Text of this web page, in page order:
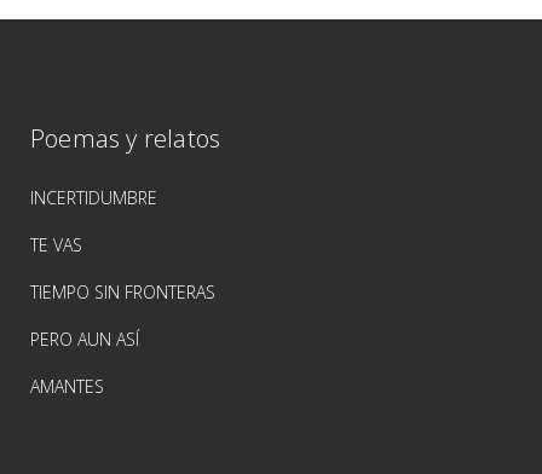
Poemas y relatos
INCERTIDUMBRE
TE VAS
TIEMPO SIN FRONTERAS
PERO AUN ASÍ
AMANTES